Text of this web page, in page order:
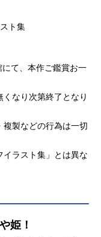
ト集
て、本作ご鑑賞お一
なり次第終了となり
製などの行為は一切
ラスト集」とは異な
姫！